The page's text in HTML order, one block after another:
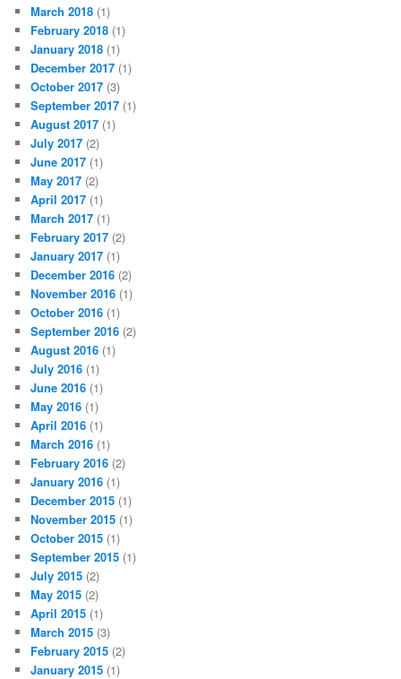
March 2018 (1)
February 2018 (1)
January 2018 (1)
December 2017 (1)
October 2017 (3)
September 2017 (1)
August 2017 (1)
July 2017 (2)
June 2017 (1)
May 2017 (2)
April 2017 (1)
March 2017 (1)
February 2017 (2)
January 2017 (1)
December 2016 (2)
November 2016 (1)
October 2016 (1)
September 2016 (2)
August 2016 (1)
July 2016 (1)
June 2016 (1)
May 2016 (1)
April 2016 (1)
March 2016 (1)
February 2016 (2)
January 2016 (1)
December 2015 (1)
November 2015 (1)
October 2015 (1)
September 2015 (1)
July 2015 (2)
May 2015 (2)
April 2015 (1)
March 2015 (3)
February 2015 (2)
January 2015 (1)